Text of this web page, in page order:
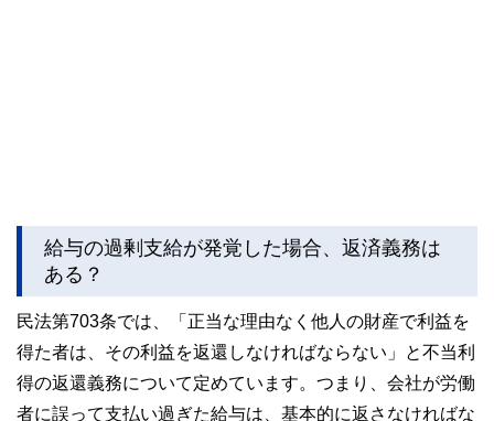
給与の過剰支給が発覚した場合、返済義務は
ある？
民法第703条では、「正当な理由なく他人の財産で利益を
得た者は、その利益を返還しなければならない」と不当利
得の返還義務について定めています。つまり、会社が労働
者に誤って支払い過ぎた給与は、基本的に返さなければな